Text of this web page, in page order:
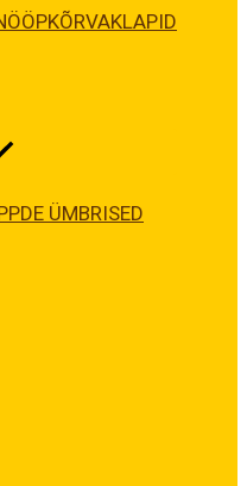
ÜMBRISED